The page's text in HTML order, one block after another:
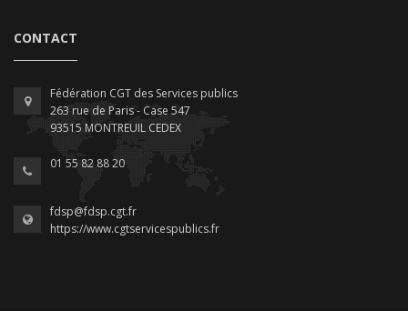
CONTACT
Fédération CGT des Services publics
263 rue de Paris - Case 547
93515 MONTREUIL CEDEX
01 55 82 88 20
fdsp@fdsp.cgt.fr
https://www.cgtservicespublics.fr